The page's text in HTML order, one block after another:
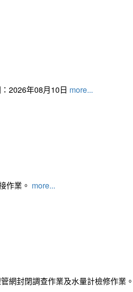
2026年08月10日 more...
作業。 more...
網封閉調查作業及水量計檢修作業。